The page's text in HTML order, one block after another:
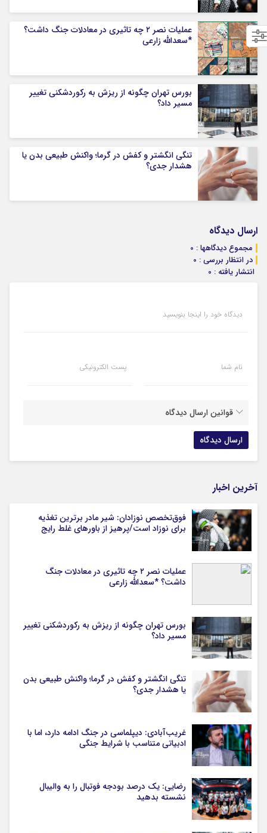
عملیات نصر ۲ چه تاثیری در معادلات جنگ داشت؟
*سعدالله زارعی
بورس تهران چگونه از ریزش به رکوردشکنی تغییر
مسیر داد؟
تنگی انگشتر و کفش در گرما؛ واکنش طبیعی بدن یا
هشدار جدی؟
ارسال دیدگاه
مجموع دیدگاهها : 0
در انتظار بررسی : 0
انتشار یافته : 0
دیدگاه خود را اینجا بنویسید
نام شما پست الکترونیکی
قوانین ارسال دیدگاه
آخرین اخبار
فوق‌تخصص نوزادان: شیر مادر برترین تغذیه
برای نوزاد است/پرهیز از باورهای غلط رایج
عملیات نصر ۲ چه تاثیری در معادلات جنگ
داشت؟ *سعدالله زارعی
بورس تهران چگونه از ریزش به رکوردشکنی تغییر
مسیر داد؟
تنگی انگشتر و کفش در گرما؛ واکنش طبیعی بدن
یا هشدار جدی؟
غریب‌آبادی: دیپلماسی در جنگ ادامه دارد، اما با
ادبیاتی متناسب با شرایط جنگی
رضایی: یک درصد بودجه فوتبال را به والیبال
نشسته بدهید